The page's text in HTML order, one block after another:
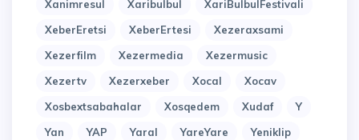
Xanimresul
Xaribulbul
XariBulbulFestivali
XeberEretsi
XeberErtesi
Xezeraxsami
Xezerfilm
Xezermedia
Xezermusic
Xezertv
Xezerxeber Xocal
Xocav
Xosbextsabahalar
Xosqedem Xudaf
Y
Yan
YAP Yaral YareYare
Yeniklip